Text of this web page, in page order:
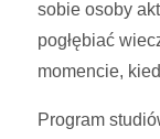
sobie osoby
pogłębiać
momencie,
Program